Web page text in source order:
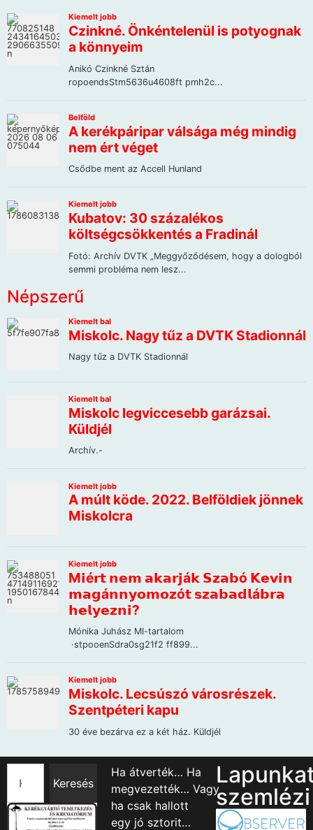
Népszerű
Keresés
Ha átverték… Ha
megvezették… Vagy
ha csak hallott
egy jó sztorit…
szemlézi